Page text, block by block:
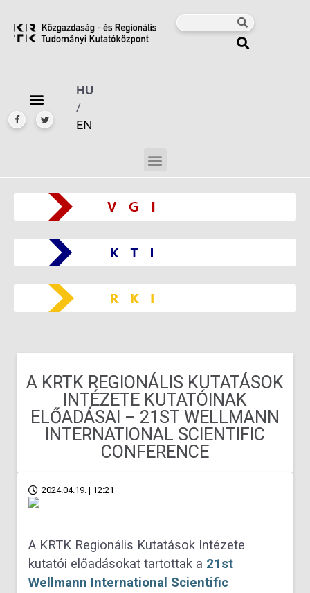
HU
/
EN
A KRTK REGIONÁLIS KUTATÁSOK
INTÉZETE KUTATÓINAK
ELŐADÁSAI – 21ST WELLMANN
INTERNATIONAL SCIENTIFIC
CONFERENCE
2024.04.19. | 12:21
A KRTK Regionális Kutatások Intézete
kutatói előadásokat tartottak a 21st
Wellmann International Scientific